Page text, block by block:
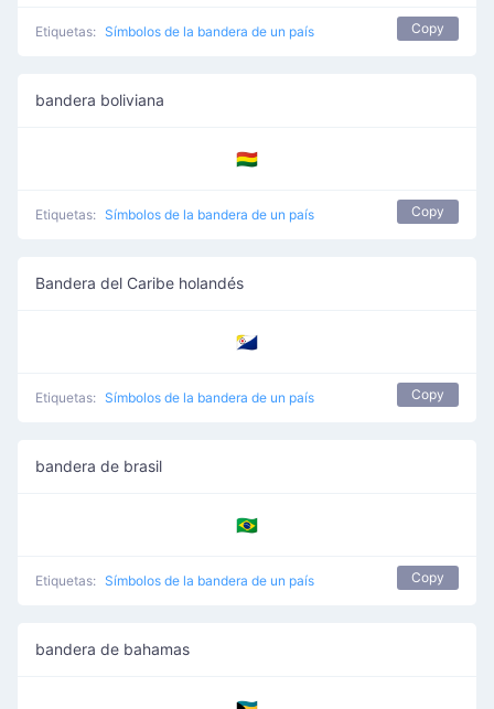
Etiquetas: Símbolos de la bandera de un país Copy
bandera boliviana
🇧🇴
Etiquetas: Símbolos de la bandera de un país Copy
Bandera del Caribe holandés
🇧🇶
Etiquetas: Símbolos de la bandera de un país Copy
bandera de brasil
🇧🇷
Etiquetas: Símbolos de la bandera de un país Copy
bandera de bahamas